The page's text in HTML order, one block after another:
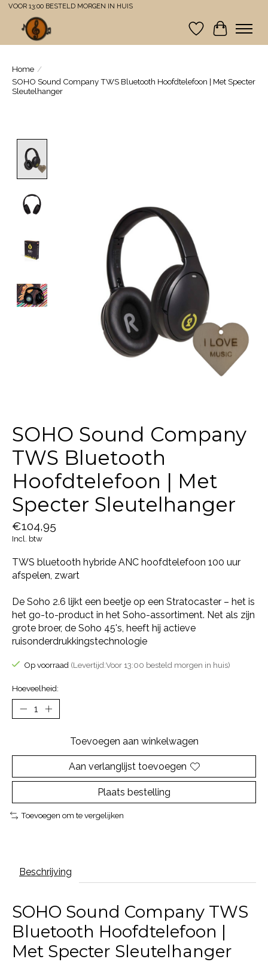
VOOR 13:00 BESTELD MORGEN IN HUIS
Verlanglijst
Home /
SOHO Sound Company TWS Bluetooth Hoofdtelefoon | Met Specter
Sleutelhanger
SOHO Sound Company
TWS Bluetooth
Hoofdtelefoon | Met
Specter Sleutelhanger
€104,95
Incl. btw
TWS bluetooth hybride ANC hoofdtelefoon 100 uur
afspelen, zwart
De Soho 2.6 lijkt een beetje op een Stratocaster – het is
het go-to-product in het Soho-assortiment. Net als zijn
grote broer, de Soho 45's, heeft hij actieve
ruisonderdrukkingstechnologie
Op voorraad (Levertijd:Voor 13:00 besteld morgen in huis)
Hoeveelheid:
Toevoegen aan winkelwagen
Aan verlanglijst toevoegen
Plaats bestelling
Toevoegen om te vergelijken
Beschrijving
SOHO Sound Company TWS
Bluetooth Hoofdtelefoon |
Met Specter Sleutelhanger